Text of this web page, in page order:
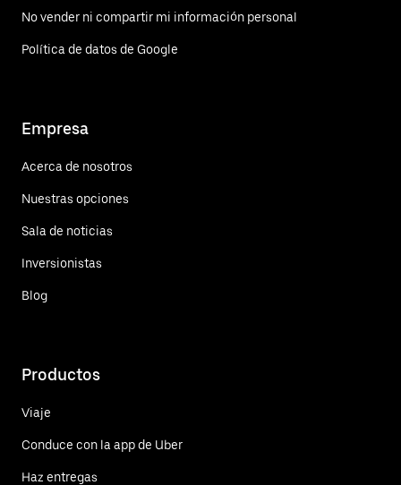
No vender ni compartir mi información personal
Política de datos de Google
Empresa
Acerca de nosotros
Nuestras opciones
Sala de noticias
Inversionistas
Blog
Productos
Viaje
Conduce con la app de Uber
Haz entregas